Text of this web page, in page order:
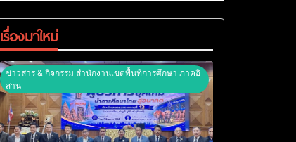
เรื่องมาใหม่
ข่าวสาร & กิจกรรม สำนักงานเขตพื้นที่การศึกษา ภาคอิ
สาน